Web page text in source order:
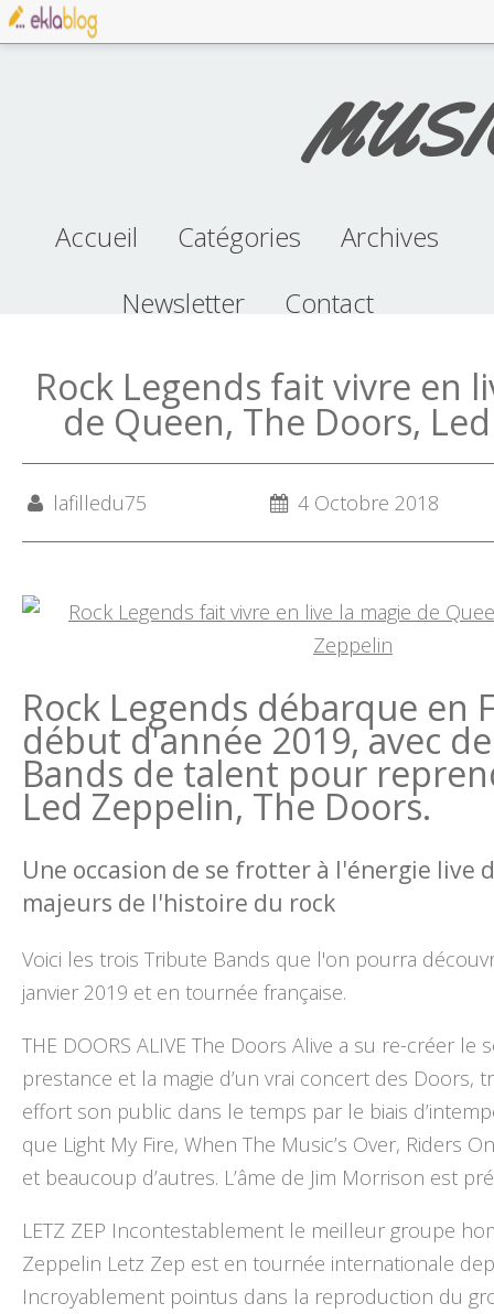
Accueil
Catégories
clip (100)
musique (96)
album (70)
concert (38)
pop (32)
Archives
Newsletter Contact
Rock Legends fait vivre en
de Queen, The Doors,
lafilledu75 4 Octobre 2018
Rock Legends débarque en
début d'année 2019, avec
Bands de talent pour
Led Zeppelin, The Doors.
Une occasion de se frotter à l'énergie live
majeurs de l'histoire du rock
Voici les trois Tribute Bands que l'on pourra
janvier 2019 et en tournée française.
THE DOORS ALIVE The Doors Alive a su re-créer le
prestance et la magie d’un vrai concert des Doors,
effort son public dans le temps par le biais
que Light My Fire, When The Music’s Over, Riders
et beaucoup d’autres. L’âme de Jim Morrison est
LETZ ZEP Incontestablement le meilleur groupe
Zeppelin Letz Zep est en tournée internationale
Incroyablement pointus dans la reproduction du